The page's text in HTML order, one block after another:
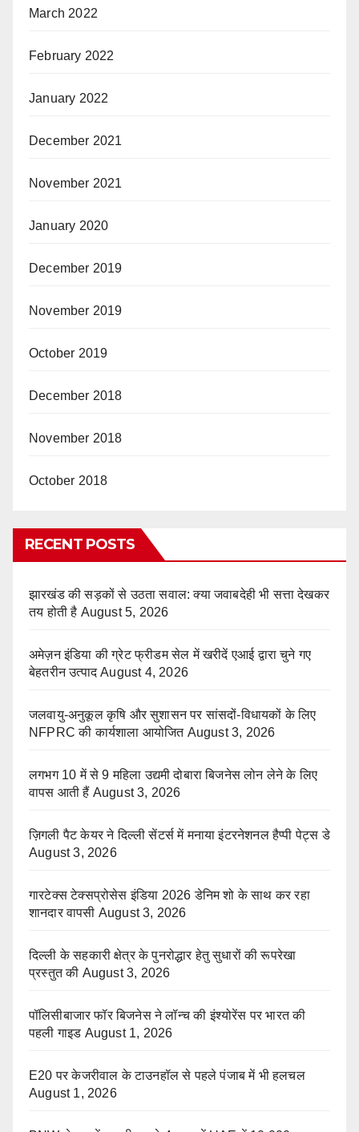
March 2022
February 2022
January 2022
December 2021
November 2021
January 2020
December 2019
November 2019
October 2019
December 2018
November 2018
October 2018
RECENT POSTS
झारखंड की सड़कों से उठता सवाल: क्या जवाबदेही भी सत्ता देखकर
तय होती है August 5, 2026
अमेज़न इंडिया की ग्रेट फ्रीडम सेल में खरीदें एआई द्वारा चुने गए
बेहतरीन उत्पाद August 4, 2026
जलवायु-अनुकूल कृषि और सुशासन पर सांसदों-विधायकों के लिए
NFPRC की कार्यशाला आयोजित August 3, 2026
लगभग 10 में से 9 महिला उद्यमी दोबारा बिजनेस लोन लेने के लिए
वापस आती हैं August 3, 2026
ज़िगली पैट केयर ने दिल्ली सेंटर्स में मनाया इंटरनेशनल हैप्पी पेट्स डे
August 3, 2026
गारटेक्स टेक्सप्रोसेस इंडिया 2026 डेनिम शो के साथ कर रहा
शानदार वापसी August 3, 2026
दिल्ली के सहकारी क्षेत्र के पुनरोद्धार हेतु सुधारों की रूपरेखा
प्रस्तुत की August 3, 2026
पॉलिसीबाजार फॉर बिजनेस ने लॉन्च की इंश्योरेंस पर भारत की
पहली गाइड August 1, 2026
E20 पर केजरीवाल के टाउनहॉल से पहले पंजाब में भी हलचल
August 1, 2026